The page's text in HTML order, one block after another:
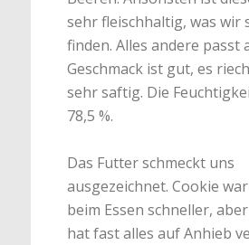
sehr fleischhaltig, was wir
finden. Alles andere passt
Geschmack ist gut, es
sehr saftig. Die
78,5 %.
Das Futter schmeckt uns
ausgezeichnet. Cookie
beim Essen schneller,
hat fast alles auf Anhieb